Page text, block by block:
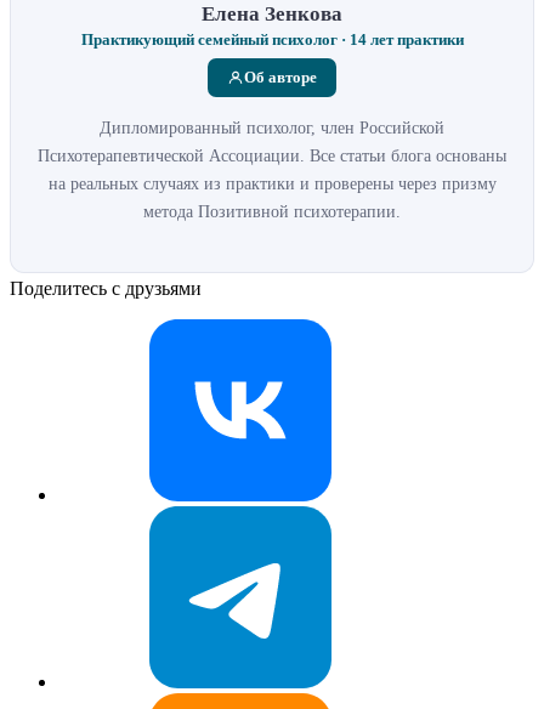
Елена Зенкова
Практикующий семейный психолог · 14 лет практики
Об авторе
Дипломированный психолог, член Российской
Психотерапевтической Ассоциации. Все статьи блога основаны
на реальных случаях из практики и проверены через призму
метода Позитивной психотерапии.
Поделитесь с друзьями